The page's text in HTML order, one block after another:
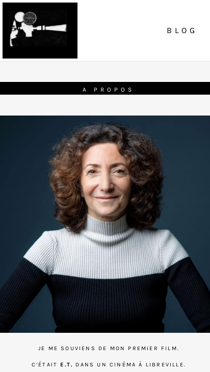
BLOG
A PROPOS
JE ME SOUVIENS DE MON PREMIER FILM.
C’ÉTAIT E.T. DANS UN CINÉMA À LIBREVILLE.